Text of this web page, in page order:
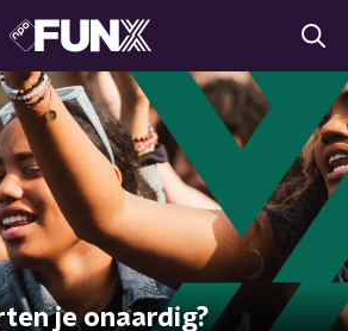
je onaardig?